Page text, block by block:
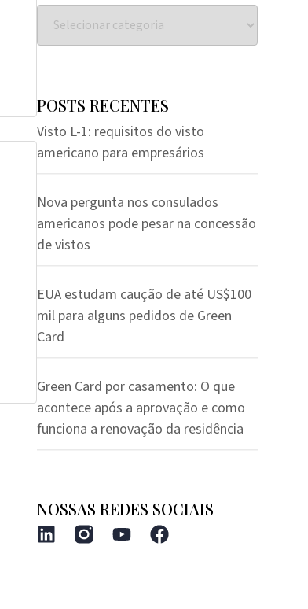
POSTS RECENTES
Visto L-1: requisitos do visto
americano para empresários
Nova pergunta nos consulados
americanos pode pesar na concessão
de vistos
EUA estudam caução de até US$100
mil para alguns pedidos de Green
Card
Green Card por casamento: O que
acontece após a aprovação e como
funciona a renovação da residência
NOSSAS REDES SOCIAIS